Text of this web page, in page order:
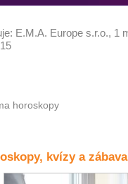
E.M.A. Europe s.r.o., 1
horoskopy
kvízy a zábava